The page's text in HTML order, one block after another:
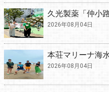
久光製薬「仲小
2026年08月04日
本荘マリーナ海
2026年08月04日